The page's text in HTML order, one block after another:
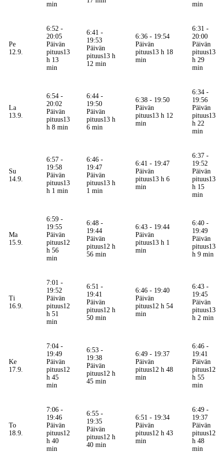
min
min
Pe
12.9.
6:52 -
20:05
Päivän
pituus13
h 13
min
6:41 -
19:53
Päivän
pituus13 h
12 min
6:36 - 19:54
Päivän
pituus13 h 18
min
6:31 -
20:00
Päivän
pituus13
h 29
min
La
13.9.
6:54 -
20:02
Päivän
pituus13
h 8 min
6:44 -
19:50
Päivän
pituus13 h
6 min
6:38 - 19:50
Päivän
pituus13 h 12
min
6:34 -
19:56
Päivän
pituus13
h 22
min
Su
14.9.
6:57 -
19:58
Päivän
pituus13
h 1 min
6:46 -
19:47
Päivän
pituus13 h
1 min
6:41 - 19:47
Päivän
pituus13 h 6
min
6:37 -
19:52
Päivän
pituus13
h 15
min
Ma
15.9.
6:59 -
19:55
Päivän
pituus12
h 56
min
6:48 -
19:44
Päivän
pituus12 h
56 min
6:43 - 19:44
Päivän
pituus13 h 1
min
6:40 -
19:49
Päivän
pituus13
h 9 min
Ti
16.9.
7:01 -
19:52
Päivän
pituus12
h 51
min
6:51 -
19:41
Päivän
pituus12 h
50 min
6:46 - 19:40
Päivän
pituus12 h 54
min
6:43 -
19:45
Päivän
pituus13
h 2 min
Ke
17.9.
7:04 -
19:49
Päivän
pituus12
h 45
min
6:53 -
19:38
Päivän
pituus12 h
45 min
6:49 - 19:37
Päivän
pituus12 h 48
min
6:46 -
19:41
Päivän
pituus12
h 55
min
To
18.9.
7:06 -
19:46
Päivän
pituus12
h 40
min
6:55 -
19:35
Päivän
pituus12 h
40 min
6:51 - 19:34
Päivän
pituus12 h 43
min
6:49 -
19:37
Päivän
pituus12
h 48
min